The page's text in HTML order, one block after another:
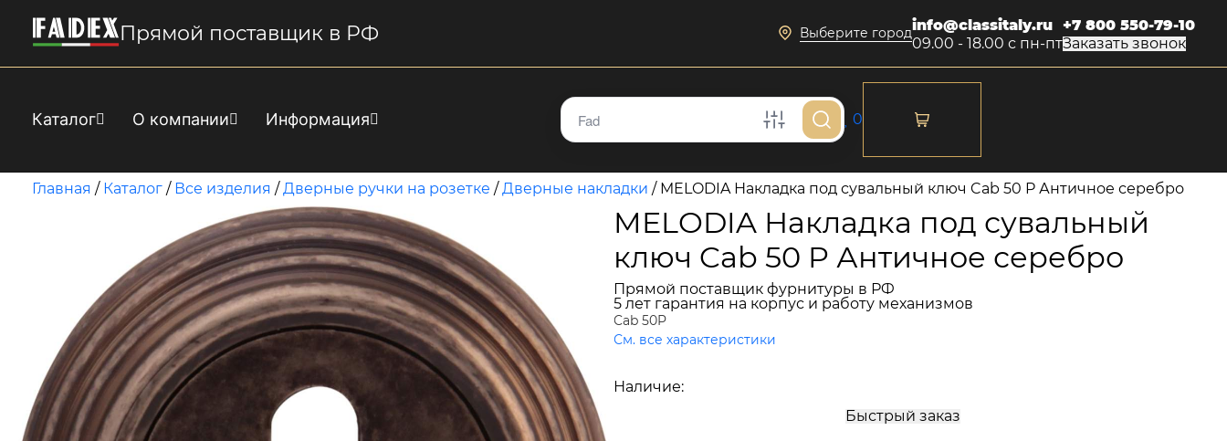
Прямой поставщик в РФ Выберите городinfo@classitaly.ru
09.00 - 18.00 с пн-пт
+7 800 550-79-10
Заказать звонок
Каталог О компании Информация 0
Главная / Каталог / Все изделия /Дверные ручки на розетке /Дверные накладки / MELODIA Накладка под сувальный ключ Cab 50 P Античное серебро
MELODIA Накладка под сувальный
ключ Cab 50 P Античное серебро
Прямой поставщик фурнитуры в РФ
5 лет гарантия на корпус и работу механизмов
Cab 50P
См. все характеристики
Наличие:
Быстрый заказ